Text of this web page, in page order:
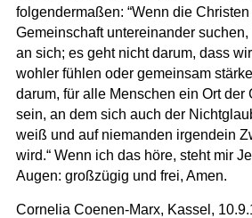
folgendermaßen: “Wenn die
Gemeinschaft untereinander
an sich; es geht nicht darum, dass
wohler fühlen oder gemeinsam
darum, für alle Menschen ein Ort der
sein, an dem sich auch der
weiß und auf niemanden irgendein
wird.“ Wenn ich das höre, steht mir
Augen: großzügig und frei, Amen.
Cornelia Coenen-Marx, Kassel,